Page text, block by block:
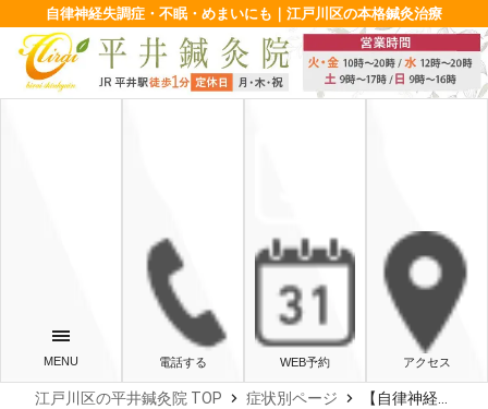
自律神経失調症・不眠・めまいにも｜江戸川区の本格鍼灸治療
電話する WEB予約 アクセス
江戸川区の平井鍼灸院 TOP chevron_right 症状別ページ chevron_right 【自律神経失調症】薬に頼らない心と体の整え方